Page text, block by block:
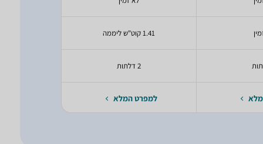
1.41 קוט"ש ליממה
2 דלתות
למפרט המלא